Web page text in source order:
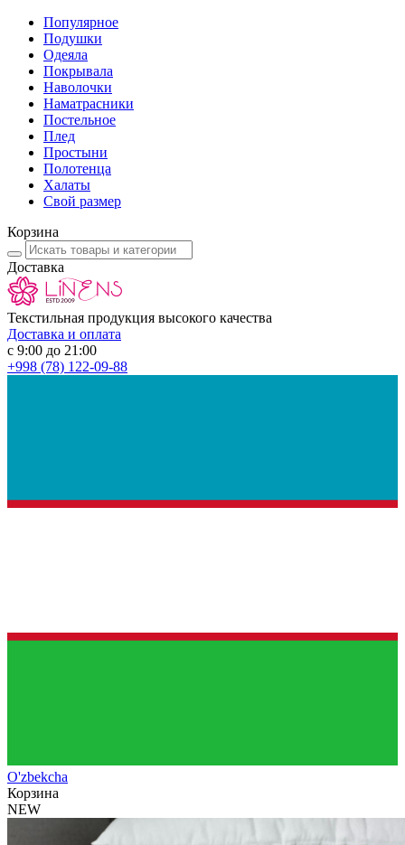
Популярное
Подушки
Одеяла
Покрывала
Наволочки
Наматрасники
Постельное
Плед
Простыни
Полотенца
Халаты
Свой размер
Корзина
Доставка
Текстильная продукция высокого качества
Доставка и оплата
с 9:00 до 21:00
+998 (78) 122-09-88
O'zbekcha
Корзина
NEW